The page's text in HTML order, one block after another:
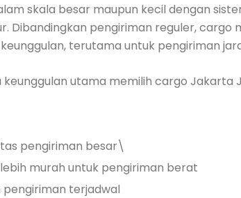
skala besar maupun kecil dengan
Dibandingkan pengiriman reguler, cargo
terutama untuk pengiriman
keunggulan utama memilih cargo Jakarta
pengiriman besar\
murah untuk pengiriman berat
pengiriman terjadwal